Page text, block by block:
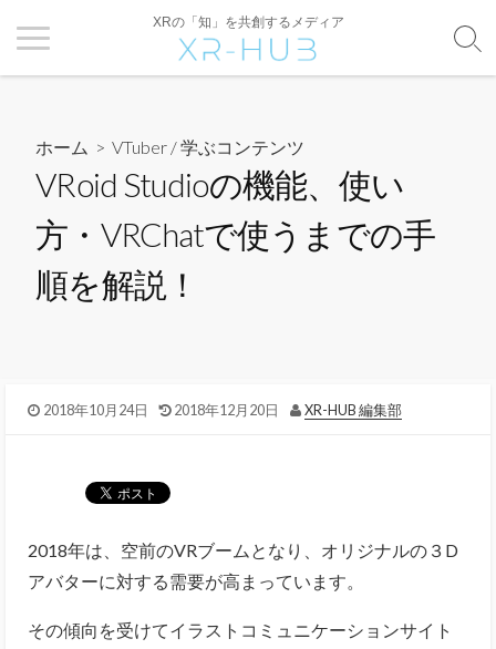
XRの「知」を共創するメディア
ホーム >VTuber /学ぶコンテンツ
VRoid Studioの機能、使い
方・VRChatで使うまでの手
順を解説！
2018年10月24日 2018年12月20日 XR-HUB 編集部
2018年は、空前のVRブームとなり、オリジナルの３D
アバターに対する需要が高まっています。
その傾向を受けてイラストコミュニケーションサイト